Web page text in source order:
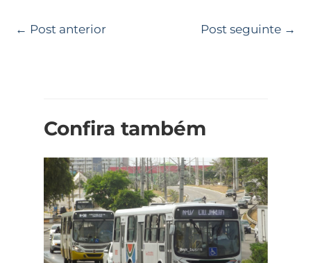
← Post anterior Post seguinte →
Confira também